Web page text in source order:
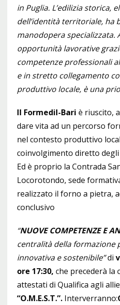
in Puglia. L’edilizia storica,
dell’identità territoriale, ha
manodopera specializzata.
opportunità lavorative
competenze professionali
e in stretto collegamento
produttivo locale, è una
Il Formedil-Bari è riuscito,
dare vita ad un percorso
nel contesto produttivo
coinvolgimento diretto
Ed è proprio la Contrada
Locorotondo, sede
realizzato il forno a pietra,
conclusivo
“NUOVE COMPETENZE E
centralità della formazione
innovativa e sostenibile”di
ore 17:30, che precederà la
attestati di Qualifica agli
“O.M.E.S.T.”. Interverranno: